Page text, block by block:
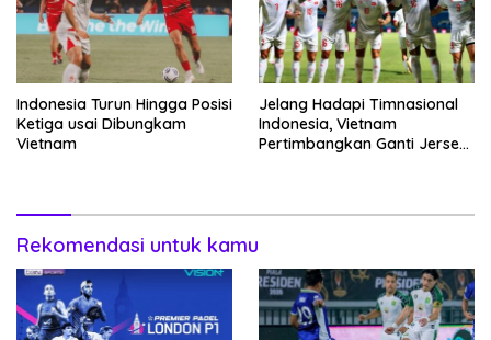
Indonesia Turun Hingga Posisi
Ketiga usai Dibungkam
Vietnam
Jelang Hadapi Timnasional
Indonesia, Vietnam
Pertimbangkan Ganti Jersey
Rekomendasi untuk kamu